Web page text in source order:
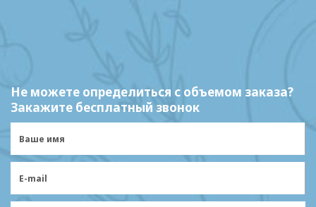
Не можете определиться с объемом заказа?
Закажите бесплатный звонок